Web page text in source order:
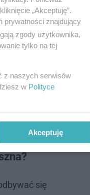
się
„Akceptuję”.
prywatności znajdujący
zgody użytkownika,
tylko na tej
z naszych serwisów
w Polityce
Akceptuję